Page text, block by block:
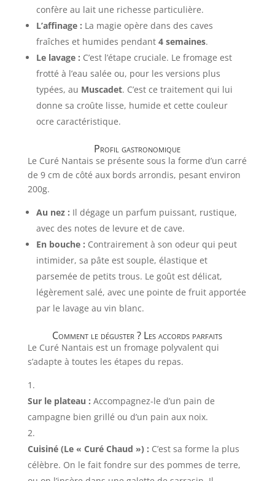
confère au lait une richesse particulière.
L’affinage : La magie opère dans des caves
fraîches et humides pendant 4 semaines.
Le lavage : C’est l’étape cruciale. Le fromage est
frotté à l’eau salée ou, pour les versions plus
typées, au Muscadet. C’est ce traitement qui lui
donne sa croûte lisse, humide et cette couleur
ocre caractéristique.
Profil gastronomique
Le Curé Nantais se présente sous la forme d’un carré
de 9 cm de côté aux bords arrondis, pesant environ
200g.
Au nez : Il dégage un parfum puissant, rustique,
avec des notes de levure et de cave.
En bouche : Contrairement à son odeur qui peut
intimider, sa pâte est souple, élastique et
parsemée de petits trous. Le goût est délicat,
légèrement salé, avec une pointe de fruit apportée
par le lavage au vin blanc.
Comment le déguster ? Les accords parfaits
Le Curé Nantais est un fromage polyvalent qui
s’adapte à toutes les étapes du repas.
Sur le plateau : Accompagnez-le d’un pain de
campagne bien grillé ou d’un pain aux noix.
Cuisiné (Le « Curé Chaud ») : C’est sa forme la plus
célèbre. On le fait fondre sur des pommes de terre,